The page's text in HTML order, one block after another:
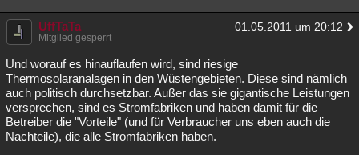
UffTaTa 01.05.2011 um 20:12
Mitglied gesperrt
Und worauf es hinauflaufen wird, sind riesige
Thermosolaranalagen in den Wüstengebieten. Diese sind nämlich
auch politisch durchsetzbar. Außer das sie gigantische Leistungen
versprechen, sind es Stromfabriken und haben damit für die
Betreiber die "Vorteile" (und für Verbraucher uns eben auch die
Nachteile), die alle Stromfabriken haben.